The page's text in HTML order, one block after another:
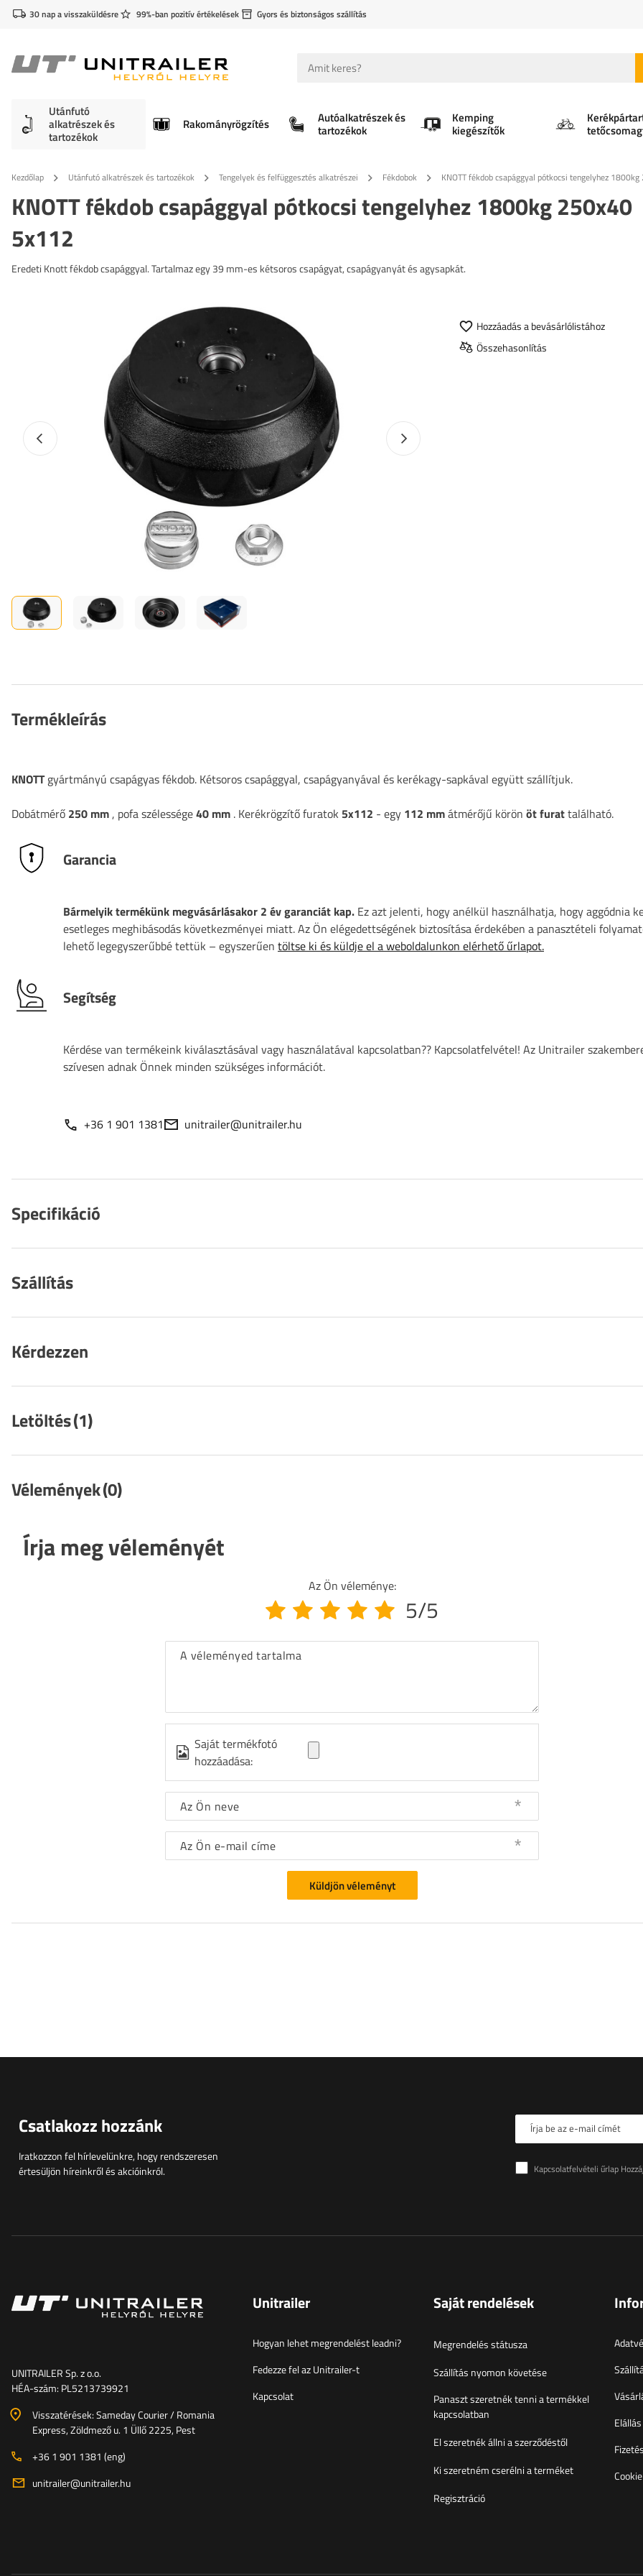
30 nap a visszaküldésre 99%-ban pozitív értékelések Gyors és biztonságos szállítás
Utánfutó
alkatrészek és
tartozékok
Rakományrögzítés Autóalkatrészek és
tartozékok
Kemping
kiegészítők
Kezdőlap Utánfutó alkatrészek és tartozékok Tengelyek és felfüggesztés alkatrészei Fékdobok KNOTT fékdob csapággyal pótkocsi tengelyhez
KNOTT fékdob csapággyal pótkocsi tengelyhez 1800kg 250x40
5x112
Eredeti Knott fékdob csapággyal. Tartalmaz egy 39 mm-es kétsoros csapágyat, csapágyanyát és agysapkát.
Előző fotó Következő fotó
Hozzáadás a bevásárlólistához
Összehasonlítás
Termékleírás
KNOTTgyártmányú csapágyas fékdob. Kétsoros csapággyal, csapágyanyával és kerékagy-sapkával együtt szállítjuk.
Dobátmérő 250 mm, pofa szélessége40 mm . Kerékrögzítő furatok 5x112 - egy 112 mmátmérőjű körön öt furattalálható.
Garancia
Bármelyik termékünk megvásárlásakor 2 év garanciát kap. Ez azt jelenti, hogy anélkül használhatja, hogy aggódnia
esetleges meghibásodás következményei miatt. Az Ön elégedettségének biztosítása érdekében a panasztételi
lehető legegyszerűbbé tettük – egyszerűen töltse ki és küldje el a weboldalunkon elérhető űrlapot.
Segítség
Kérdése van termékeink kiválasztásával vagy használatával kapcsolatban?? Kapcsolatfelvétel! Az Unitrailer
szívesen adnak Önnek minden szükséges információt.
+36 1 901 1381 unitrailer@unitrailer.hu
Specifikáció
Szállítás
Kérdezzen
Letöltés(1)
Vélemények(0)
Írja meg véleményét
Az Ön véleménye:
5/5
A véleményed tartalma
Saját termékfotó
hozzáadása:
Az Ön neve
Az Ön e-mail címe
Küldjön véleményt
Csatlakozz hozzánk
Iratkozzon fel hírlevelünkre, hogy rendszeresen
értesüljön híreinkről és akcióinkról.
Írja be az e-mail címét
Kapcsolatfelvételi űrlap Hozzájárulok a
UNITRAILER Sp. z o.o.
HÉA-szám: PL5213739921
Visszatérések: Sameday Courier / Romania
Express, Zöldmező u. 1 Üllő 2225, Pest
+36 1 901 1381 (eng)
unitrailer@unitrailer.hu
Unitrailer
Hogyan lehet megrendelést leadni?
Fedezze fel az Unitrailer-t
Kapcsolat
Saját rendelések
Megrendelés státusza
Szállítás nyomon követése
Panaszt szeretnék tenni a termékkel
kapcsolatban
El szeretnék állni a szerződéstől
Ki szeretném cserélni a terméket
Regisztráció